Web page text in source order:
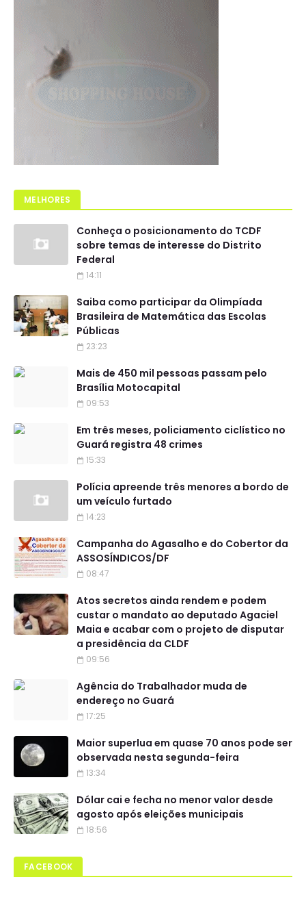
MELHORES
Conheça o posicionamento do TCDF
sobre temas de interesse do Distrito
Federal
14:11
Saiba como participar da Olimpíada
Brasileira de Matemática das Escolas
Públicas
23:23
Mais de 450 mil pessoas passam pelo
Brasília Motocapital
09:53
Em três meses, policiamento ciclístico no
Guará registra 48 crimes
15:33
Polícia apreende três menores a bordo de
um veículo furtado
14:23
Campanha do Agasalho e do Cobertor da
ASSOSÍNDICOS/DF
08:47
Atos secretos ainda rendem e podem
custar o mandato ao deputado Agaciel
Maia e acabar com o projeto de disputar
a presidência da CLDF
09:56
Agência do Trabalhador muda de
endereço no Guará
17:25
Maior superlua em quase 70 anos pode ser
observada nesta segunda-feira
13:34
Dólar cai e fecha no menor valor desde
agosto após eleições municipais
18:56
FACEBOOK